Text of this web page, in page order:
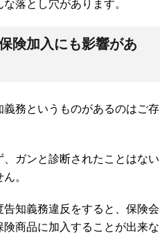
落とし穴があります。
険加入にも影響があ
務というものがあるのはご存
ガンと診断されたことはない
。
知義務違反をすると、保険会
商品に加入することが出来な